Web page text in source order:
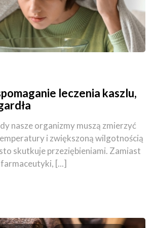
leczenia kaszlu,
nasze organizmy muszą zmierzyć
i zwiększoną wilgotnością
skutkuje przeziębieniami. Zamiast
[...]